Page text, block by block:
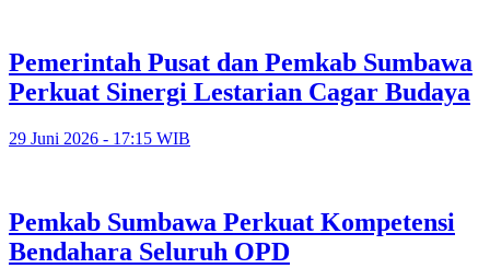
Pemerintah Pusat dan Pemkab Sumbawa
Perkuat Sinergi Lestarian Cagar Budaya
29 Juni 2026 - 17:15 WIB
Pemkab Sumbawa Perkuat Kompetensi
Bendahara Seluruh OPD